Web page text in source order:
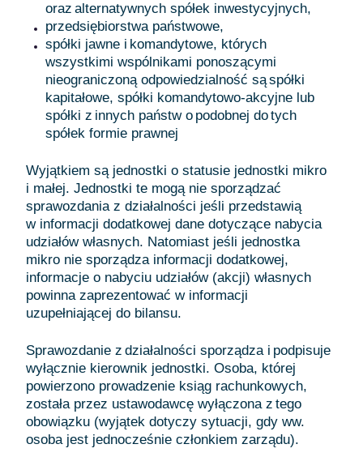
oraz alternatywnych spółek inwestycyjnych,
przedsiębiorstwa państwowe,
spółki jawne i komandytowe, których
wszystkimi wspólnikami ponoszącymi
nieograniczoną odpowiedzialność są spółki
kapitałowe, spółki komandytowo-akcyjne lub
spółki z innych państw o podobnej do tych
spółek formie prawnej
Wyjątkiem są jednostki o statusie jednostki mikro
i małej. Jednostki te mogą nie sporządzać
sprawozdania z działalności jeśli przedstawią
w informacji dodatkowej dane dotyczące nabycia
udziałów własnych. Natomiast jeśli jednostka
mikro nie sporządza informacji dodatkowej,
informacje o nabyciu udziałów (akcji) własnych
powinna zaprezentować w informacji
uzupełniającej do bilansu.
Sprawozdanie z działalności sporządza i podpisuje
wyłącznie kierownik jednostki. Osoba, której
powierzono prowadzenie ksiąg rachunkowych,
została przez ustawodawcę wyłączona z tego
obowiązku (wyjątek dotyczy sytuacji, gdy ww.
osoba jest jednocześnie członkiem zarządu).